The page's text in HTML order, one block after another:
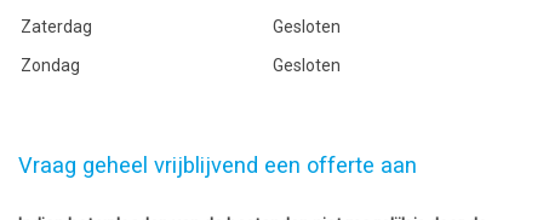
Zaterdag
Gesloten
Zondag
Gesloten
Vraag geheel vrijblijvend een offerte aan